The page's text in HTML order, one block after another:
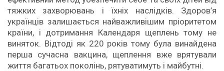
тяжких захворювань і їхніх наслідків. Здоров’я
українців залишається найважливішим пріоритетом
країни, і дотримання Календаря щеплень тому не
виняток. Відтоді як 220 років тому була винайдена
перша сучасна вакцина, щеплення вже врятували
життя багатьох поколінь, рятуватимуть і майбутні.